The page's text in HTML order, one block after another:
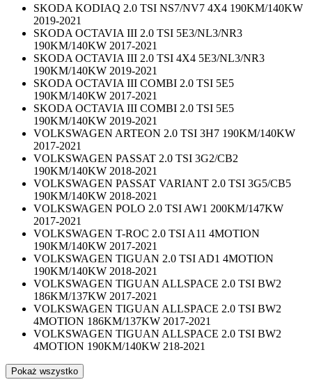
SKODA KODIAQ 2.0 TSI NS7/NV7 4X4 190KM/140KW
2019-2021
SKODA OCTAVIA III 2.0 TSI 5E3/NL3/NR3
190KM/140KW 2017-2021
SKODA OCTAVIA III 2.0 TSI 4X4 5E3/NL3/NR3
190KM/140KW 2019-2021
SKODA OCTAVIA III COMBI 2.0 TSI 5E5
190KM/140KW 2017-2021
SKODA OCTAVIA III COMBI 2.0 TSI 5E5
190KM/140KW 2019-2021
VOLKSWAGEN ARTEON 2.0 TSI 3H7 190KM/140KW
2017-2021
VOLKSWAGEN PASSAT 2.0 TSI 3G2/CB2
190KM/140KW 2018-2021
VOLKSWAGEN PASSAT VARIANT 2.0 TSI 3G5/CB5
190KM/140KW 2018-2021
VOLKSWAGEN POLO 2.0 TSI AW1 200KM/147KW
2017-2021
VOLKSWAGEN T-ROC 2.0 TSI A11 4MOTION
190KM/140KW 2017-2021
VOLKSWAGEN TIGUAN 2.0 TSI AD1 4MOTION
190KM/140KW 2018-2021
VOLKSWAGEN TIGUAN ALLSPACE 2.0 TSI BW2
186KM/137KW 2017-2021
VOLKSWAGEN TIGUAN ALLSPACE 2.0 TSI BW2
4MOTION 186KM/137KW 2017-2021
VOLKSWAGEN TIGUAN ALLSPACE 2.0 TSI BW2
4MOTION 190KM/140KW 218-2021
Pokaż wszystko